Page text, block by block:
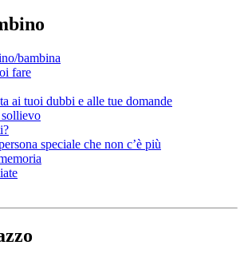
bambina
fare
ai tuoi dubbi e alle tue domande
speciale che non c’è più